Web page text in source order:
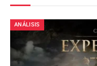
ANÁLISIS